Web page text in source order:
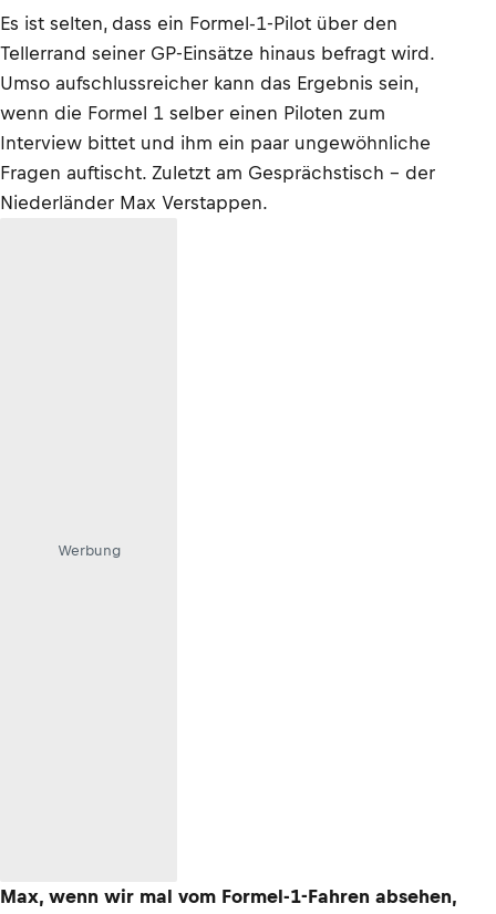
Es ist selten, dass ein Formel-1-Pilot über den
Tellerrand seiner GP-Einsätze hinaus befragt wird.
Umso aufschlussreicher kann das Ergebnis sein,
wenn die Formel 1 selber einen Piloten zum
Interview bittet und ihm ein paar ungewöhnliche
Fragen auftischt. Zuletzt am Gesprächstisch – der
Niederländer Max Verstappen.
Werbung
Max, wenn wir mal vom Formel-1-Fahren absehen,